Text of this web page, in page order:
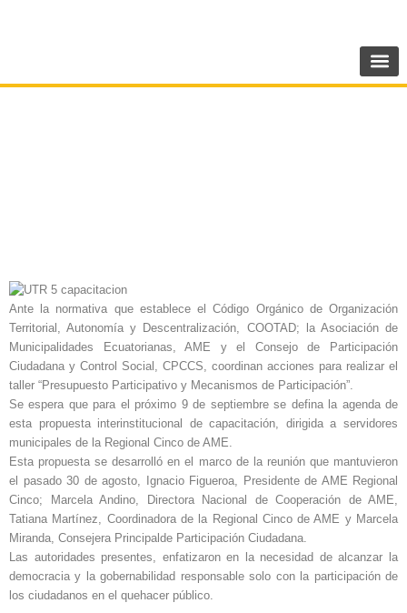
Ante la normativa que establece el Código Orgánico de Organización
Territorial, Autonomía y Descentralización, COOTAD; la Asociación de
Municipalidades Ecuatorianas, AME y el Consejo de Participación
Ciudadana y Control Social, CPCCS, coordinan acciones para realizar el
taller “Presupuesto Participativo y Mecanismos de Participación”.
Se espera que para el próximo 9 de septiembre se defina la agenda de
esta propuesta interinstitucional de capacitación, dirigida a servidores
municipales de la Regional Cinco de AME.
Esta propuesta se desarrolló en el marco de la reunión que mantuvieron
el pasado 30 de agosto, Ignacio Figueroa, Presidente de AME Regional
Cinco; Marcela Andino, Directora Nacional de Cooperación de AME,
Tatiana Martínez, Coordinadora de la Regional Cinco de AME y Marcela
Miranda, Consejera Principalde Participación Ciudadana.
Las autoridades presentes, enfatizaron en la necesidad de alcanzar la
democracia y la gobernabilidad responsable solo con la participación de
los ciudadanos en el quehacer público.